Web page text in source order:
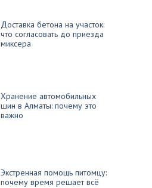
Доставка бетона на участок:
что согласовать до приезда
миксера
Хранение автомобильных
шин в Алматы: почему это
важно
Экстренная помощь питомцу:
почему время решает всё